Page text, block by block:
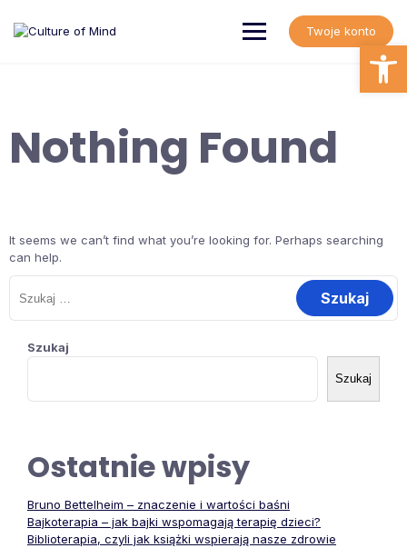
content
Twoje konto
Nothing Found
It seems we can’t find what you’re looking for. Perhaps searching
can help.
Szukaj:
Szukaj
Szukaj
Ostatnie wpisy
Bruno Bettelheim – znaczenie i wartości baśni
Bajkoterapia – jak bajki wspomagają terapię dzieci?
Biblioterapia, czyli jak książki wspierają nasze zdrowie